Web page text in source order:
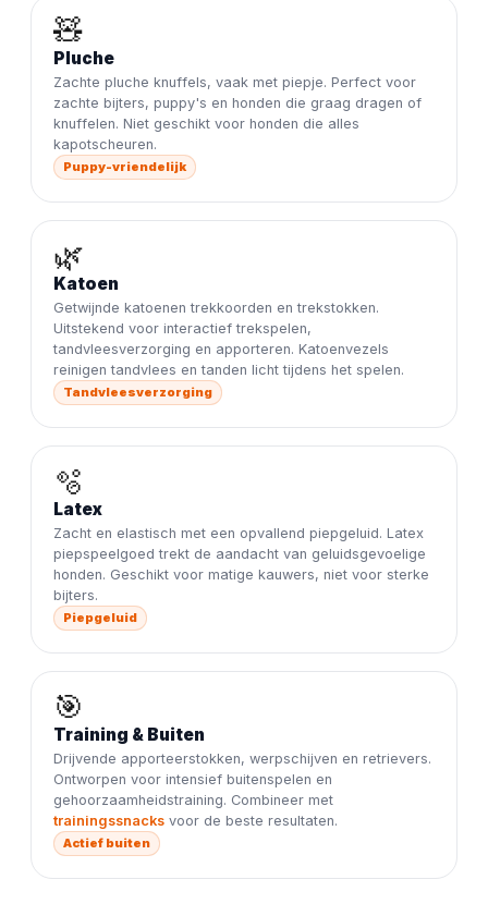
🧸
Pluche
Zachte pluche knuffels, vaak met piepje. Perfect voor
zachte bijters, puppy's en honden die graag dragen of
knuffelen. Niet geschikt voor honden die alles
kapotscheuren.
Puppy-vriendelijk
🌿
Katoen
Getwijnde katoenen trekkoorden en trekstokken.
Uitstekend voor interactief trekspelen,
tandvleesverzorging en apporteren. Katoenvezels
reinigen tandvlees en tanden licht tijdens het spelen.
Tandvleesverzorging
🫧
Latex
Zacht en elastisch met een opvallend piepgeluid. Latex
piepspeelgoed trekt de aandacht van geluidsgevoelige
honden. Geschikt voor matige kauwers, niet voor sterke
bijters.
Piepgeluid
🎯
Training & Buiten
Drijvende apporteerstokken, werpschijven en retrievers.
Ontworpen voor intensief buitenspelen en
gehoorzaamheidstraining. Combineer met
trainingssnacks voor de beste resultaten.
Actief buiten